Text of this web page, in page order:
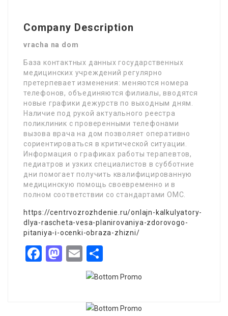
Company Description
vracha na dom
База контактных данных государственных
медицинских учреждений регулярно
претерпевает изменения: меняются номера
телефонов, объединяются филиалы, вводятся
новые графики дежурств по выходным дням.
Наличие под рукой актуального реестра
поликлиник с проверенными телефонами
вызова врача на дом позволяет оперативно
сориентироваться в критической ситуации.
Информация о графиках работы терапевтов,
педиатров и узких специалистов в субботние
дни помогает получить квалифицированную
медицинскую помощь своевременно и в
полном соответствии со стандартами ОМС.
https://centrvozrozhdenie.ru/onlajn-kalkulyatory-
dlya-rascheta-vesa-planirovaniya-zdorovogo-
pitaniya-i-ocenki-obraza-zhizni/
Facebook
Mastodon
Email